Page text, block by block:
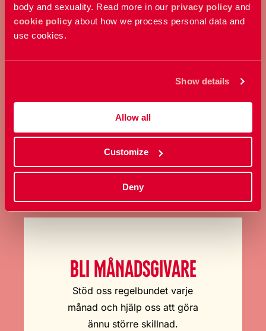
body and sexuality. Read more in our privacy policy and
cookie policy about how we process personal data and
use cookies.
Show details
Allow all
Customize
Deny
GE EN GÅVA
Bidra med ett valfritt belopp och
stöd vårt arbete här och nu.
Ge en gåva
BLI MÅNADSGIVARE
Stöd oss regelbundet varje
månad och hjälp oss att göra
ännu större skillnad.